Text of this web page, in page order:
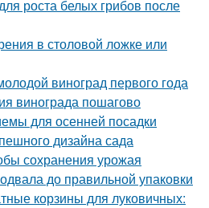
роста белых грибов после
в столовой ложке или
виноград первого года
винограда пошагово
для осенней посадки
дизайна сада
сохранения урожая
до правильной упаковки
корзины для луковичных: